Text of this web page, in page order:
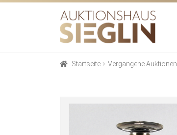
Zur
Navigation
springen
Zum
Inhalt
springen
Startseite Vergangene Auktionen